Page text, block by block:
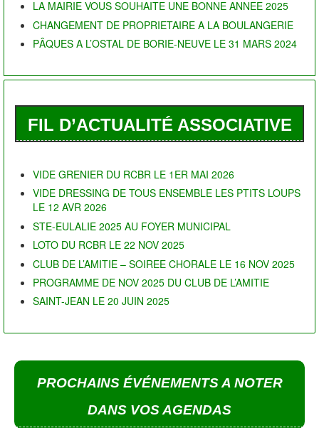
LA MAIRIE VOUS SOUHAITE UNE BONNE ANNEE 2025
CHANGEMENT DE PROPRIETAIRE A LA BOULANGERIE
PÂQUES A L’OSTAL DE BORIE-NEUVE LE 31 MARS 2024
FIL D’ACTUALITÉ ASSOCIATIVE
VIDE GRENIER DU RCBR LE 1ER MAI 2026
VIDE DRESSING DE TOUS ENSEMBLE LES PTITS LOUPS
LE 12 AVR 2026
STE-EULALIE 2025 AU FOYER MUNICIPAL
LOTO DU RCBR LE 22 NOV 2025
CLUB DE L’AMITIE – SOIREE CHORALE LE 16 NOV 2025
PROGRAMME DE NOV 2025 DU CLUB DE L’AMITIE
SAINT-JEAN LE 20 JUIN 2025
PROCHAINS ÉVÉNEMENTS A NOTER
DANS VOS AGENDAS